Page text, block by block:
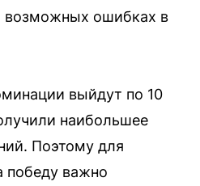
возможных ошибках в
выйдут по 10
наибольшее
Поэтому для
победу важно